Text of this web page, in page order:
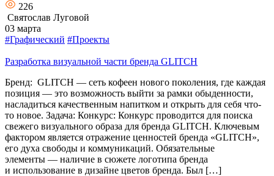
226
Святослав Луговой
03 марта
#Графический #Проекты
Разработка визуальной части бренда GLITCH
Бренд: GLITCH — сеть кофеен нового поколения, где каждая
позиция — это возможность выйти за рамки обыденности,
насладиться качественным напитком и открыть для себя что-
то новое. Задача: Конкурс: Конкурс проводится для поиска
свежего визуального образа для бренда GLITCH. Ключевым
фактором является отражение ценностей бренда «GLITCH»,
его духа свободы и коммуникаций. Обязательные
элементы — наличие в сюжете логотипа бренда
и использование в дизайне цветов бренда. Был […]